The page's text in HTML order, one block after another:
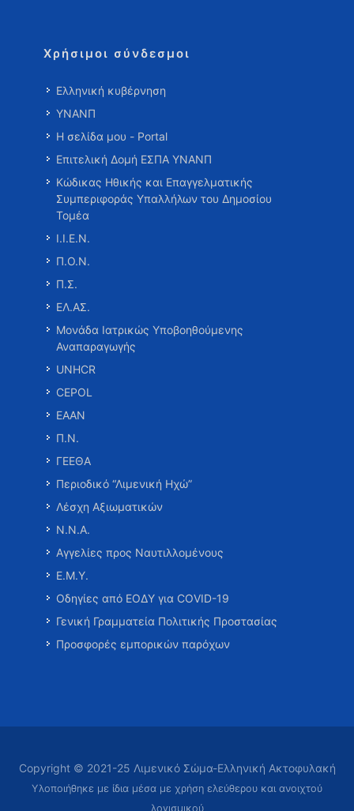
Χρήσιμοι σύνδεσμοι
Ελληνική κυβέρνηση
ΥΝΑΝΠ
Η σελίδα μου - Portal
Επιτελική Δομή ΕΣΠΑ ΥΝΑΝΠ
Κώδικας Ηθικής και Επαγγελματικής
Συμπεριφοράς Υπαλλήλων του Δημοσίου
Τομέα
Ι.Ι.Ε.Ν.
Π.Ο.Ν.
Π.Σ.
ΕΛ.ΑΣ.
Μονάδα Ιατρικώς Υποβοηθούμενης
Αναπαραγωγής
UNHCR
CEPOL
ΕΑΑΝ
Π.Ν.
ΓΕΕΘΑ
Περιοδικό “Λιμενική Ηχώ”
Λέσχη Αξιωματικών
Ν.Ν.Α.
Αγγελίες προς Ναυτιλλομένους
Ε.Μ.Υ.
Οδηγίες από ΕΟΔΥ για COVID-19
Γενική Γραμματεία Πολιτικής Προστασίας
Προσφορές εμπορικών παρόχων
Copyright © 2021-25 Λιμενικό Σώμα-Ελληνική Ακτοφυλακή
Υλοποιήθηκε με ίδια μέσα με χρήση ελεύθερου και ανοιχτού
λογισμικού